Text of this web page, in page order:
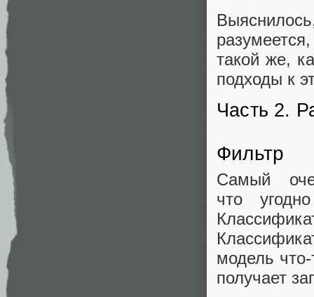
такой же,
подходы к
Часть 2.
Фильтр
Самый
что
модель
получает